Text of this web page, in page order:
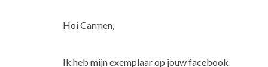
Hoi Carmen,
Ik heb mijn exemplaar op jouw facebook